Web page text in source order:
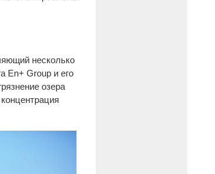
несколько
En+ Group и его
озера